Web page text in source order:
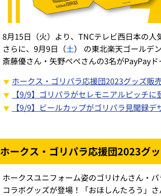
8月15日（火）より、TNCテレビ西日本の人
さらに、9月9日（土） の東北楽天ゴールデ
斎藤優さん・矢野ぺぺさんの3名がPayPay
ホークス・ゴリパラ応援団2023グッズ販
【9/9】ゴリパラがセレモニアルピッチに
【9/9】ビールカップがゴリパラ見聞録デ
ホークス・ゴリパラ応援団2023グッ
ホークスユニフォーム姿のゴリけんさん・
コラボグッズが登場！「おほしんたろう」